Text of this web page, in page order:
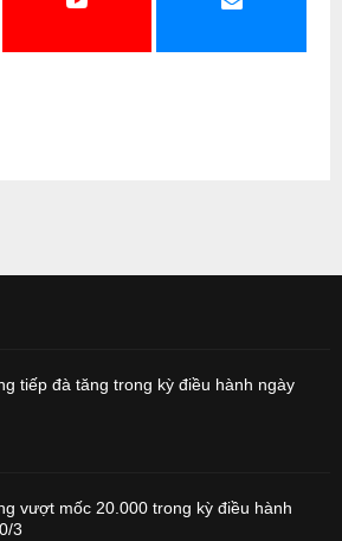
tiếp đà tăng trong kỳ điều hành ngày
vượt mốc 20.000 trong kỳ điều hành
3